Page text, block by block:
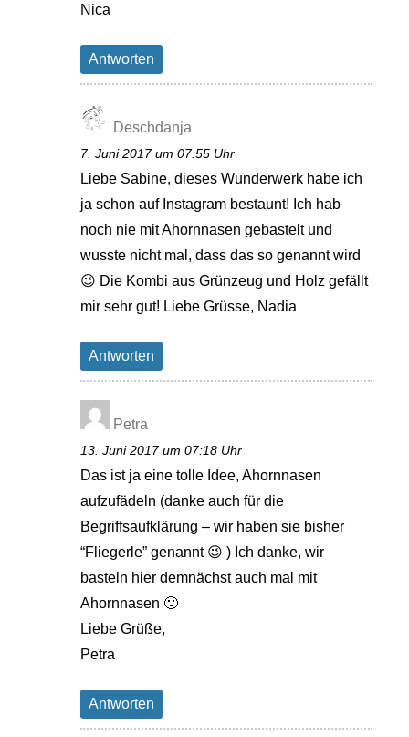
Nica
Antworten
Deschdanja
7. Juni 2017 um 07:55 Uhr
Liebe Sabine, dieses Wunderwerk habe ich
ja schon auf Instagram bestaunt! Ich hab
noch nie mit Ahornnasen gebastelt und
wusste nicht mal, dass das so genannt wird
😉 Die Kombi aus Grünzeug und Holz gefällt
mir sehr gut! Liebe Grüsse, Nadia
Antworten
Petra
13. Juni 2017 um 07:18 Uhr
Das ist ja eine tolle Idee, Ahornnasen
aufzufädeln (danke auch für die
Begriffsaufklärung – wir haben sie bisher
“Fliegerle” genannt 😉 ) Ich danke, wir
basteln hier demnächst auch mal mit
Ahornnasen 🙂
Liebe Grüße,
Petra
Antworten